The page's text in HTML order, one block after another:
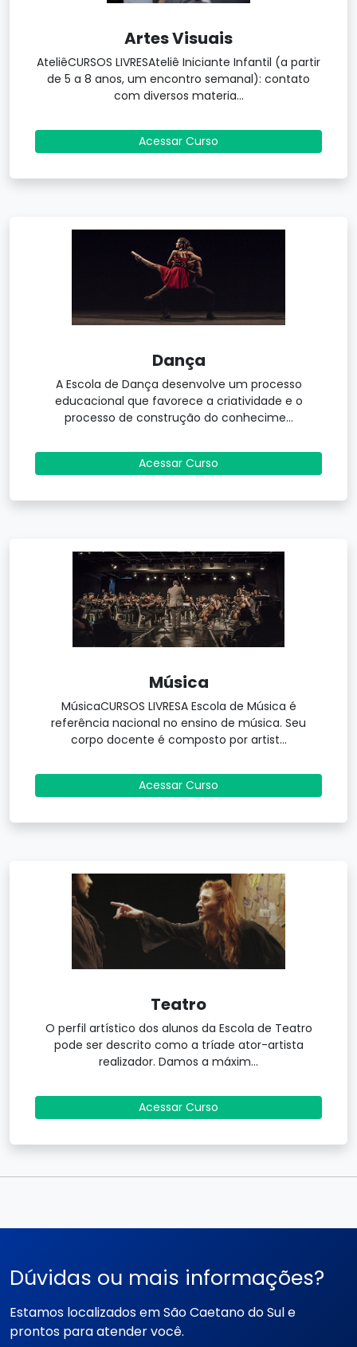
Artes Visuais
AteliêCURSOS LIVRESAteliê Iniciante Infantil (a partir
de 5 a 8 anos, um encontro semanal): contato
com diversos materia...
Acessar Curso
Dança
A Escola de Dança desenvolve um processo
educacional que favorece a criatividade e o
processo de construção do conhecime...
Acessar Curso
Música
MúsicaCURSOS LIVRESA Escola de Música é
referência nacional no ensino de música. Seu
corpo docente é composto por artist...
Acessar Curso
Teatro
O perfil artístico dos alunos da Escola de Teatro
pode ser descrito como a tríade ator-artista
realizador. Damos a máxim...
Acessar Curso
Dúvidas ou mais informações?
Estamos localizados em São Caetano do Sul e
prontos para atender você.